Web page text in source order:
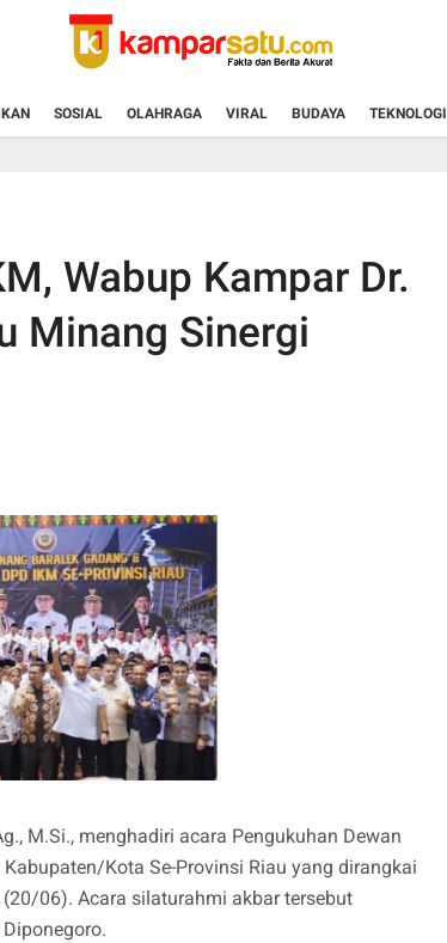
SOSIAL OLAHRAGA VIRAL BUDAYA TEKNOLOGI
Wabup Kampar Dr.
Minang Sinergi
M.Si., menghadiri acara Pengukuhan Dewan
Kota Se-Provinsi Riau yang dirangkai
06). Acara silaturahmi akbar tersebut